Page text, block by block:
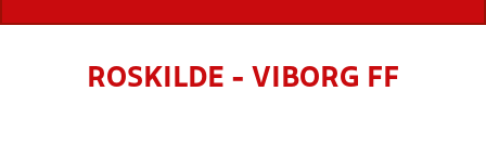
ROSKILDE - VIBORG FF